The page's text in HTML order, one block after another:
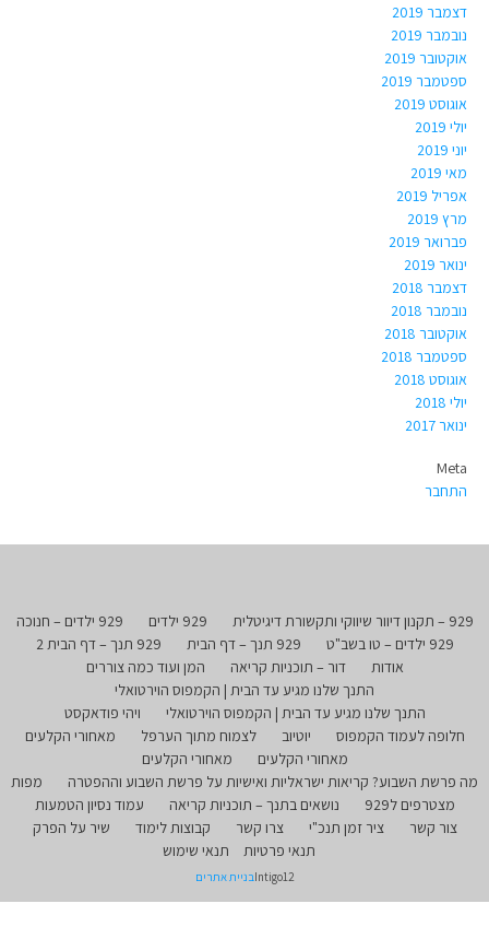
דצמבר 2019
נובמבר 2019
אוקטובר 2019
ספטמבר 2019
אוגוסט 2019
יולי 2019
יוני 2019
מאי 2019
אפריל 2019
מרץ 2019
פברואר 2019
ינואר 2019
דצמבר 2018
נובמבר 2018
אוקטובר 2018
ספטמבר 2018
אוגוסט 2018
יולי 2018
ינואר 2017
Meta
התחבר
929 – תקנון דיוור שיווקי ותקשורת דיגיטלית 929 ילדים
929 ילדים – חנוכה
929 ילדים – טו בשב"ט
929 תנך – דף הבית
929 תנך – דף הבית 2
אודות
דור – תוכניות קריאה
המן ועוד כמה צוררים
התנך שלנו מגיע עד הבית | הקמפוס הוירטואלי
התנך שלנו מגיע עד הבית | הקמפוס הוירטואלי
ויהי פודאקסט
חלופה לעמוד הקמפוס
יוטיוב לצמוח מתוך הערפל
מאחורי הקלעים
מאחורי הקלעים
מאחורי הקלעים
מה פרשת השבוע? קריאות ישראליות ואישיות על פרשת השבוע וההפטרה
מפות
מצטרפים ל929
נושאים בתנך – תוכניות קריאה
עמוד נסיון הטמעות
צור קשר
ציר זמן תנכ"י צרו קשר קבוצות לימוד
שיר על הפרק
תנאי פרטיות
תנאי שימוש
Intigo12בניית אתרים